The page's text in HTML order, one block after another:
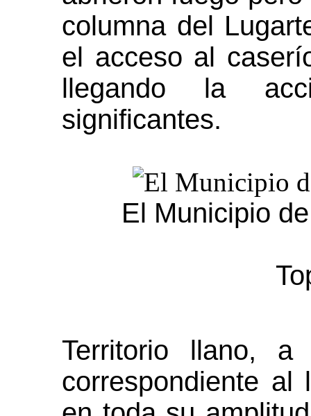
columna del
el acceso al
llegando la
significantes.
El Municipio
Territorio llano,
correspondiente al